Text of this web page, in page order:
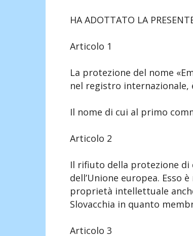
HA ADOTTATO LA
Articolo 1
La protezione del nome
nel registro internazionale,
Il nome di cui al primo
Articolo 2
Il rifiuto della protezione di
dell’Unione europea. Esso
proprietà intellettuale
Slovacchia in quanto
Articolo 3